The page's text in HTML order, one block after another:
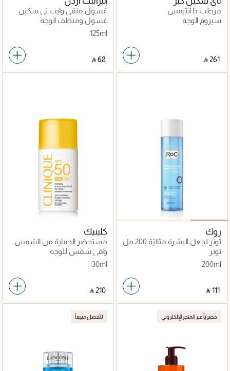
مرطب ذا أنثيمس
سيروم الوجه
‎ ⃁ ⁦261⁩ ‎
غسول منقي وايت تي سكين
سوليوشنز
غسول ومنظف الوجه
125ml
‎ ⃁ ⁦68⁩ ‎
روك
تونر لجعل البشرة مثاليّة 200 مل
تونر
200ml
‎ ⃁ ⁦111⁩ ‎
كلينيك
مستحضر الحماية من الشمس
فيس صن50 بفلتر 30مل
واقي شمس للوجه
30ml
‎ ⃁ ⁦210⁩ ‎
حصرياً عبر المتجر الإلكتروني الأفضل مبيعاً